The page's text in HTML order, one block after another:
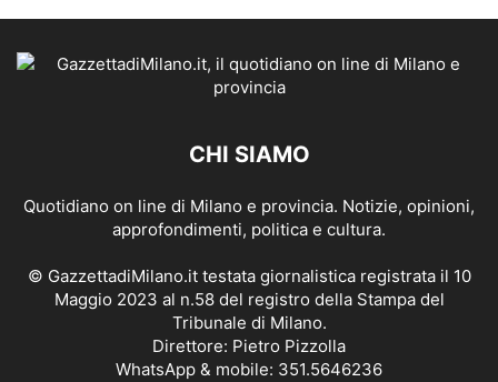
CHI SIAMO
Quotidiano on line di Milano e provincia. Notizie, opinioni,
approfondimenti, politica e cultura.
© GazzettadiMilano.it testata giornalistica registrata il 10
Maggio 2023 al n.58 del registro della Stampa del
Tribunale di Milano.
Direttore: Pietro Pizzolla
WhatsApp & mobile: 351.5646236